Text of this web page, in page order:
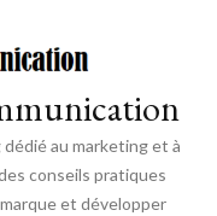
au marketing et à
conseils pratiques
et développer